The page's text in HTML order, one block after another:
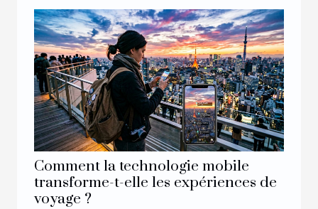
Comment la technologie mobile
transforme-t-elle les expériences de
voyage ?